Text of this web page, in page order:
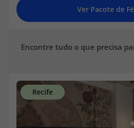
Encontre tudo o que precisa